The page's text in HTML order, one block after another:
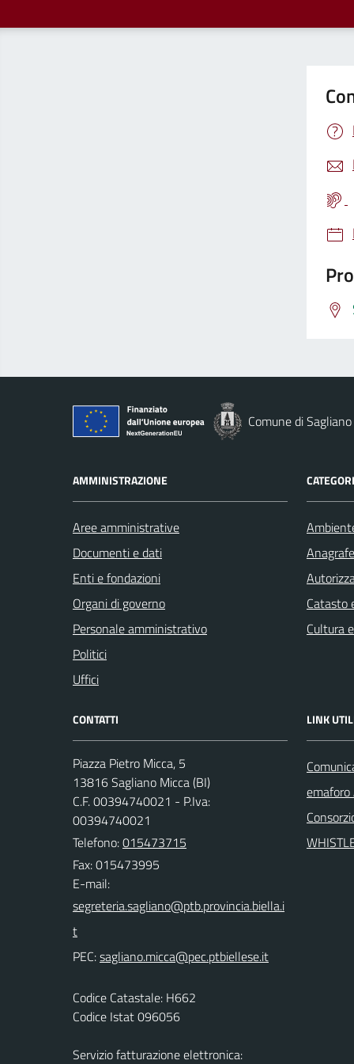
Comune di
AMMINISTRAZIONE
Aree amministrative
Documenti e dati
Enti e fondazioni
Organi di governo
Personale amministrativo
Politici
Uffici
Catasto
Cultura
CONTATTI
Piazza Pietro Micca, 5
13816 Sagliano Micca (BI)
C.F. 00394740021 - P.Iva:
00394740021
Telefono:015473715
Fax: 015473995
E-mail:
PEC:
Codice Catastale: H662
Codice Istat 096056
Servizio fatturazione elettronica:
LINK